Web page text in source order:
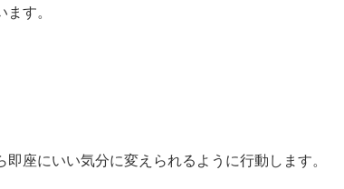
す。
座にいい気分に変えられるように行動します。